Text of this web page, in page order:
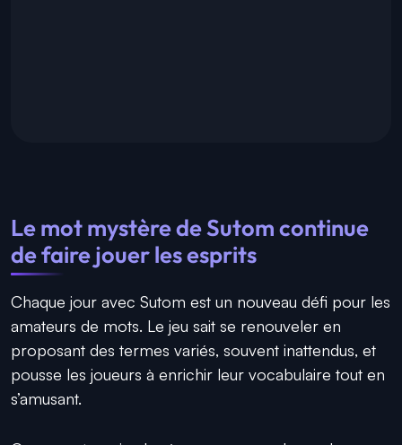
Le mot mystère de Sutom continue
de faire jouer les esprits
Chaque jour avec Sutom est un nouveau défi pour les
amateurs de mots. Le jeu sait se renouveler en
proposant des termes variés, souvent inattendus, et
pousse les joueurs à enrichir leur vocabulaire tout en
s’amusant.